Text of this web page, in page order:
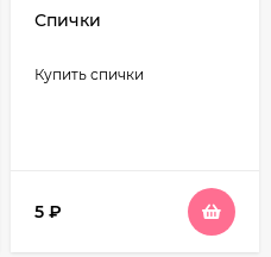
Спички
Купить спички
5 ₽